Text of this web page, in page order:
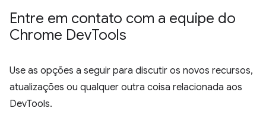
Entre em contato com a equipe do
Chrome DevTools
Use as opções a seguir para discutir os novos recursos,
atualizações ou qualquer outra coisa relacionada aos
DevTools.